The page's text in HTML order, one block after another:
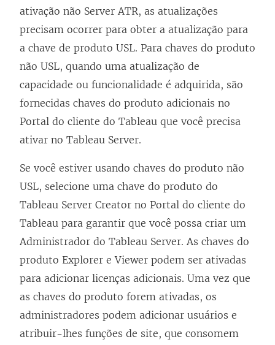
ativação não Server ATR, as atualizações
precisam ocorrer para obter a atualização para
a chave de produto USL. Para chaves do produto
não USL, quando uma atualização de
capacidade ou funcionalidade é adquirida, são
fornecidas chaves do produto adicionais no
Portal do cliente do Tableau que você precisa
ativar no Tableau Server.
Se você estiver usando chaves do produto não
USL, selecione uma chave do produto do
Tableau Server Creator no Portal do cliente do
Tableau para garantir que você possa criar um
Administrador do Tableau Server. As chaves do
produto Explorer e Viewer podem ser ativadas
para adicionar licenças adicionais. Uma vez que
as chaves do produto forem ativadas, os
administradores podem adicionar usuários e
atribuir-lhes funções de site, que consomem